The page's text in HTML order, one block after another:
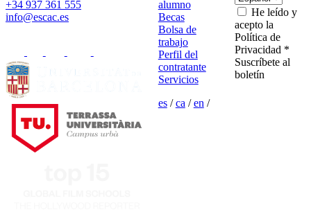
+34 937 361 555
info@escac.es
alumno
Becas
Bolsa de
trabajo
Perfil del
contratante
Servicios
es/ca /en /
He leído y
acepto la
Política de
Privacidad *
Suscríbete al
boletín